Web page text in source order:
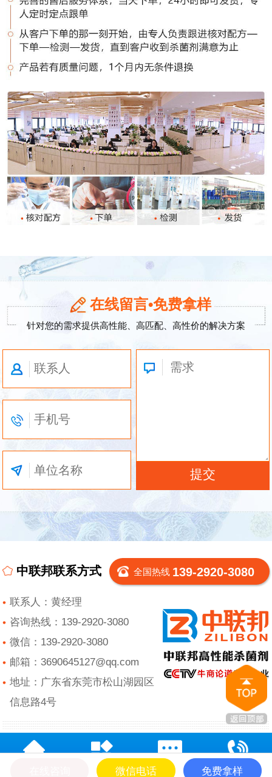
在线留言•免费拿样
针对您的需求提供高性能、高匹配、高性价的解决方案
中联邦联系方式 全国热线 139-2920-3080
联系人：黄经理
咨询热线：139-2920-3080
微信：139-2920-3080
邮箱：3690645127@qq.com
地址：广东省东莞市松山湖园区
信息路4号
微信电话 免费拿样